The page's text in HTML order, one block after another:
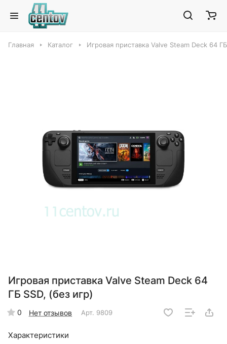
Главная Каталог Игровая приставка Valve Steam Deck 64
Игровая приставка Valve Steam Deck 64
ГБ SSD, (без игр)
0 Нет отзывов Арт. 9809
Характеристики